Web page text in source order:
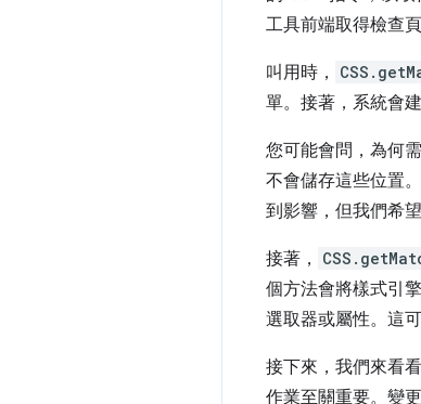
工具前端取得檢查
叫用時，
單。接著，系統會
您可能會問，為何
不會儲存這些位置
到影響，但我們希
接著，
個方法會將樣式引
選取器或屬性。這
接下來，我們來看
作業至關重要。變